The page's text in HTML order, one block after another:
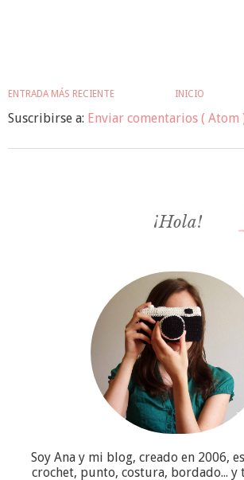
ENTRADA MÁS RECIENTE INICIO
Suscribirse a: Enviar comentarios ( Atom
¡Hola!
Soy Ana y mi blog, creado en 2006,
crochet, punto, costura, bordado... y